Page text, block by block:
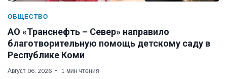
ОБЩЕСТВО
АО «Транснефть – Север» направило
благотворительную помощь детскому саду в
Республике Коми
Август 06, 2026 1 мин чтения